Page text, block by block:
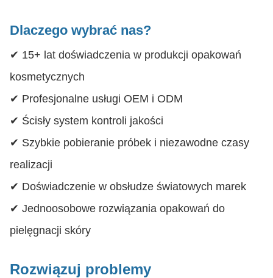
Dlaczego wybrać nas?
✔ 15+ lat doświadczenia w produkcji opakowań
kosmetycznych
✔ Profesjonalne usługi OEM i ODM
✔ Ścisły system kontroli jakości
✔ Szybkie pobieranie próbek i niezawodne czasy
realizacji
✔ Doświadczenie w obsłudze światowych marek
✔ Jednoosobowe rozwiązania opakowań do
pielęgnacji skóry
Rozwiązuj problemy